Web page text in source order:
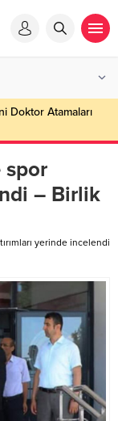
Doktor Atamaları
spor
– Birlik
yerinde incelendi